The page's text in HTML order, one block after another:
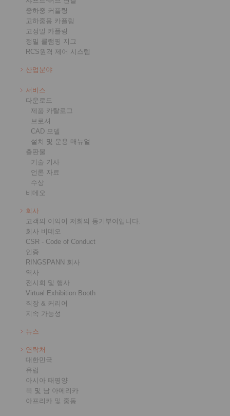
중하중 커플링
고하중용 카플링
고정밀 카플링
정밀 클램핑 지그
RCS원격 제어 시스템
산업분야
서비스
다운로드
제품 카탈로그
브로셔
CAD 모델
설치 및 운용 매뉴얼
출판물
기술 기사
언론 자료
수상
비데오
회사
고객의 이익이 저희의 동기부여입니다.
회사 비데오
CSR - Code of Conduct
인증
RINGSPANN 회사
역사
전시회 및 행사
Virtual Exhibition Booth
직장 & 커리어
지속 가능성
뉴스
연락처
대한민국
유럽
아시아 태평양
북 및 남 아메리카
아프리카 및 중동